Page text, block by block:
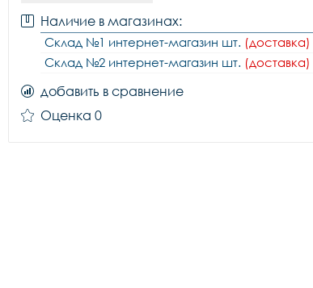
Наличие в магазинах:
Склад №1 интернет-магазин шт. (доставка)
Склад №2 интернет-магазин шт. (доставка)
добавить в сравнение
Оценка 0